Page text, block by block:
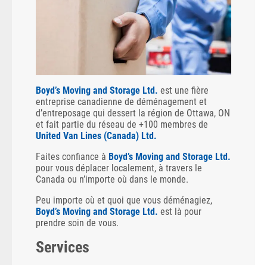
Boyd’s Moving and Storage Ltd. est une fière
entreprise canadienne de déménagement et
d’entreposage qui dessert la région de Ottawa, ON
et fait partie du réseau de +100 membres de
United Van Lines (Canada) Ltd.
Faites confiance à Boyd’s Moving and Storage Ltd.
pour vous déplacer localement, à travers le
Canada ou n’importe où dans le monde.
Peu importe où et quoi que vous déménagiez,
Boyd’s Moving and Storage Ltd. est là pour
prendre soin de vous.
Services